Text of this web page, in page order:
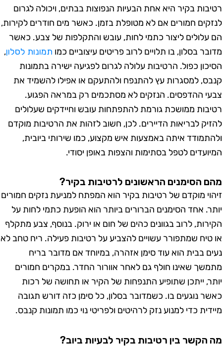
בקיר היא אחת הבעיות הנפוצות בבתים, ויכולה לגרום
חמורים אם לא מטופלת בזמן. כאשר מים חודרים לקירות,
ליצור כתמי לחות, עובש והתקלפות של צבע. כאשר
בסלון, בו תלויים לרוב פריטים עיצוביים כמותמונות לסלון,
כפול. הרטיבות עלולה לגרום לפגיעה ישירה בתמונות
למסגרות עץ להתנפח ולהתעקם או אפילו להשמיד את
ההדפסים. הנזקים לא מסתכמים רק במראה הפגוע.
ממושכת גורמת להתפתחות עובש וחיידקים שעלולים
לבריאות הדיירים. לכן, חשוב לזהות את הרטיבות מוקדם
איתה באמצעות איש מקצוע, כמו שירותי ביובית,
לטפל בסתימות והצפות באופן יסודי.
הסימנים הראשונים לרטיבות בקיר?
מוקדם של רטיבות בקיר הוא המפתח למניעת נזקים חמורים
אחד הסימנים הברורים ביותר הוא הופעת כתמי לחות על
לרוב בגוונים כהים של חום או ירוק. בנוסף, צבע מתקלף
שמתפורר עשויים להצביע על רטיבות פעילה. ריח טחב לא
בבית הוא עוד סימן אזהרה, במיוחד אם מדובר בריח
שאינו חולף גם לאחר אוורור החדר. במקרים חמורים
ייתכן שתופיע התנפחות של הקיר או תחושה של רכות
נוגעים בו. כשמדובר בסלון, כל סימן כזה דורש תגובה
כדי למנוע נזק לרהיטים ולפריטי נוי כמו תמונות קנבס.
בין רטיבות בקיר לבעיות ביוב?